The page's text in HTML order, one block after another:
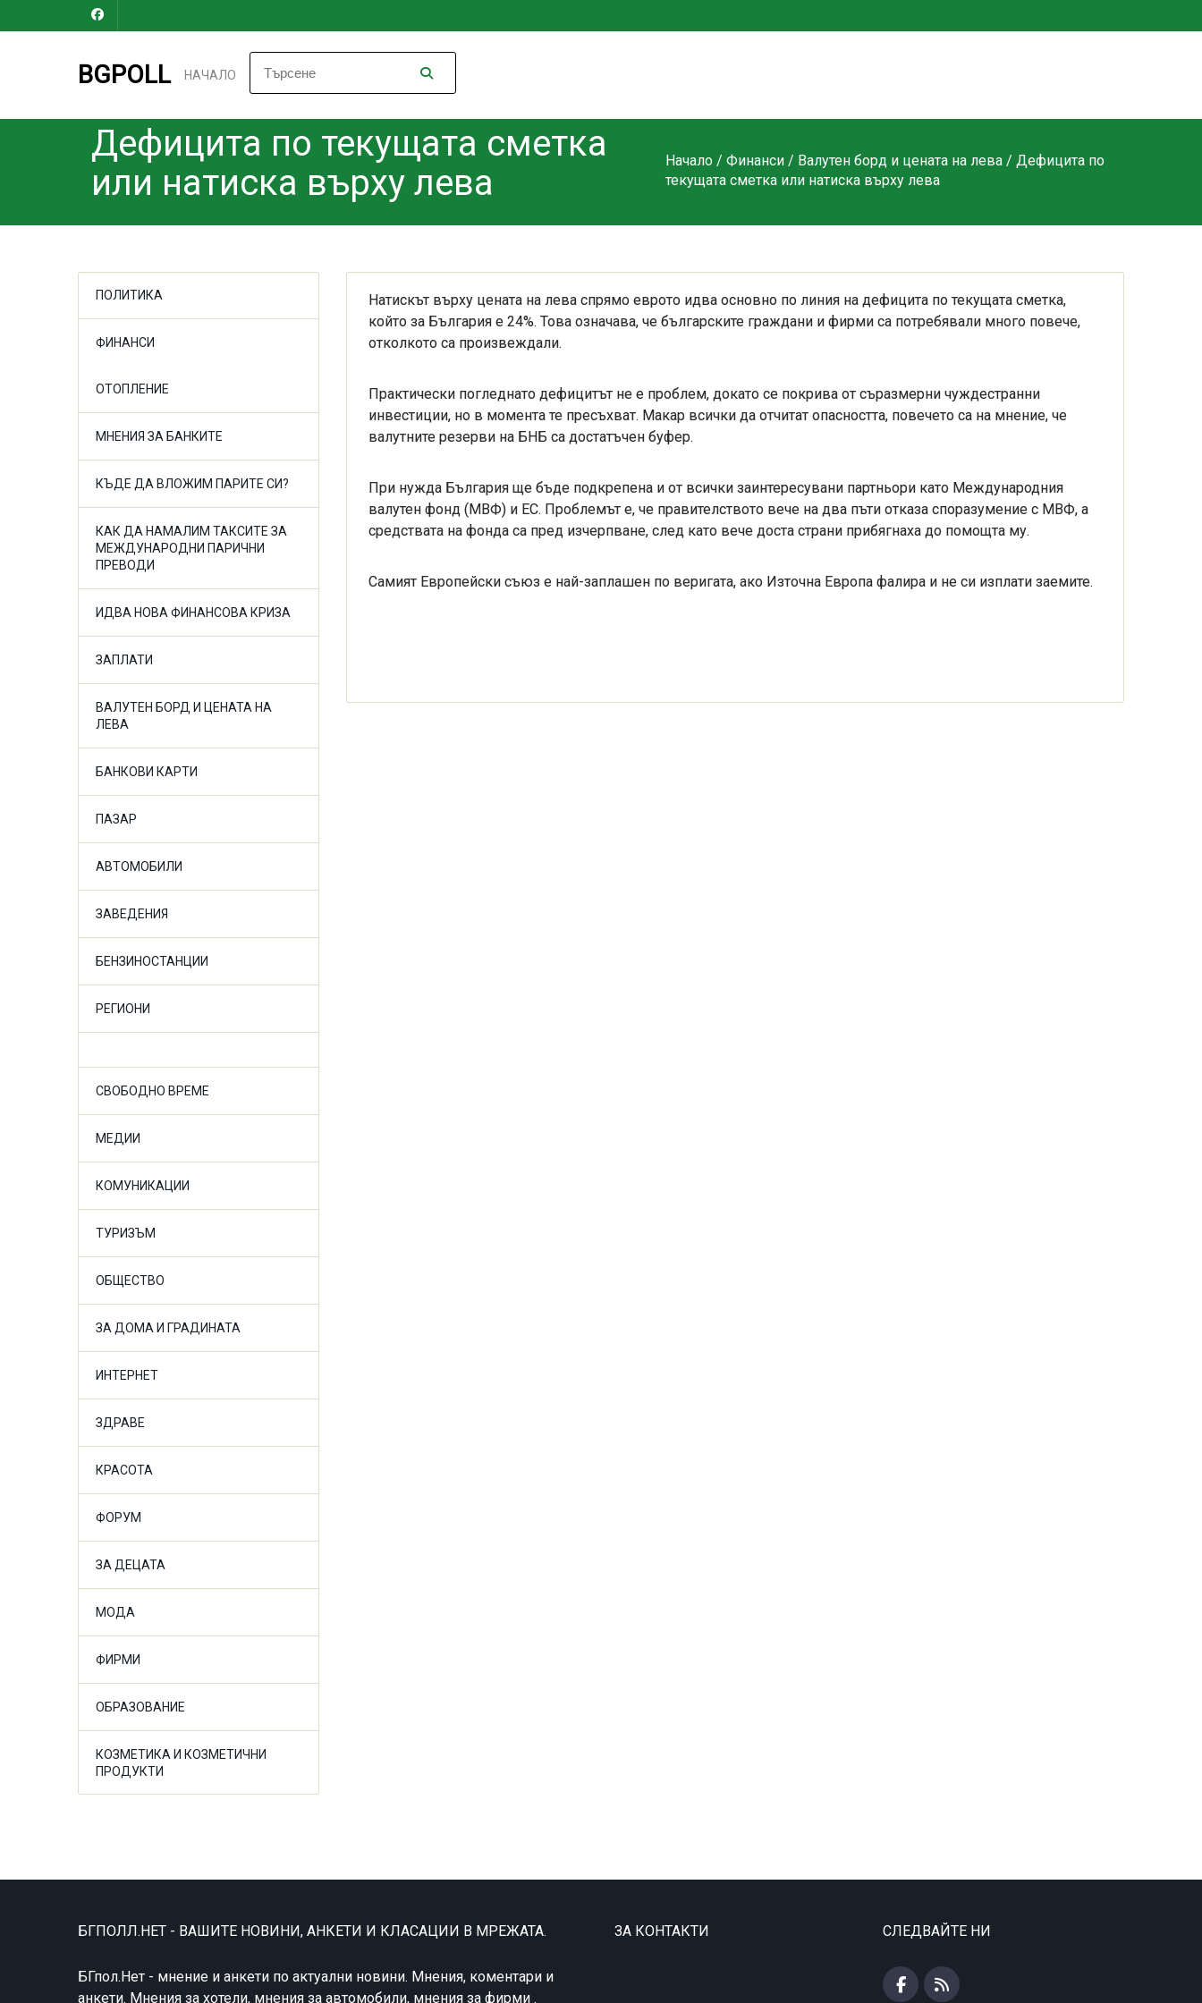
BGPOLL НАЧАЛО
Дефицита по текущата сметка
или натиска върху лева
Начало / Финанси / Валутен борд и цената на лева / Дефицита по
текущата сметка или натиска върху лева
ПОЛИТИКА
ФИНАНСИ
ОТОПЛЕНИЕ
МНЕНИЯ ЗА БАНКИТЕ
КЪДЕ ДА ВЛОЖИМ ПАРИТЕ СИ?
КАК ДА НАМАЛИМ ТАКСИТЕ ЗА
МЕЖДУНАРОДНИ ПАРИЧНИ
ПРЕВОДИ
ИДВА НОВА ФИНАНСОВА КРИЗА
ЗАПЛАТИ
ВАЛУТЕН БОРД И ЦЕНАТА НА
ЛЕВА
БАНКОВИ КАРТИ
ПАЗАР
АВТОМОБИЛИ
ЗАВЕДЕНИЯ
БЕНЗИНОСТАНЦИИ
РЕГИОНИ
СВОБОДНО ВРЕМЕ
МЕДИИ
КОМУНИКАЦИИ
ТУРИЗЪМ
ОБЩЕСТВО
ЗА ДОМА И ГРАДИНАТА
ИНТЕРНЕТ
ЗДРАВЕ
КРАСОТА
ФОРУМ
ЗА ДЕЦАТА
МОДА
ФИРМИ
ОБРАЗОВАНИЕ
КОЗМЕТИКА И КОЗМЕТИЧНИ
ПРОДУКТИ
Натискът върху цената на лева спрямо еврото идва основно по линия на дефицита по текущата сметка,
който за България е 24%. Това означава, че българските граждани и фирми са потребявали много повече,
отколкото са произвеждали.
Практически погледнато дефицитът не е проблем, докато се покрива от съразмерни чуждестранни
инвестиции, но в момента те пресъхват. Макар всички да отчитат опасността, повечето са на мнение, че
валутните резерви на БНБ са достатъчен буфер.
При нужда България ще бъде подкрепена и от всички заинтересувани партньори като Международния
валутен фонд (МВФ) и ЕС. Проблемът е, че правителството вече на два пъти отказа споразумение с МВФ, а
средствата на фонда са пред изчерпване, след като вече доста страни прибягнаха до помощта му.
Самият Европейски съюз е най-заплашен по веригата, ако Източна Европа фалира и не си изплати заемите.
БГПОЛЛ.НЕТ - ВАШИТЕ НОВИНИ, АНКЕТИ И КЛАСАЦИИ В МРЕЖАТА.
БГпол.Нет - мнение и анкети по актуални новини. Мнения, коментари и
анкети. Мнения за хотели, мнения за автомобили, мнения за фирми .
ЗА КОНТАКТИ СЛЕДВАЙТЕ НИ